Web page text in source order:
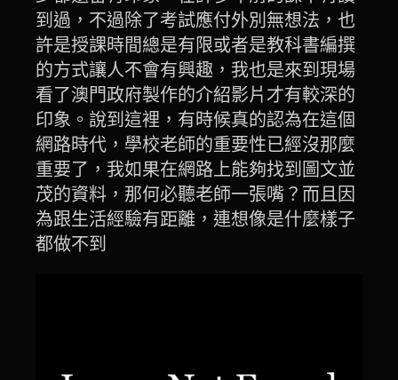
到過，不過除了考試應付外別無想法，也
許是授課時間總是有限或者是教科書編撰
的方式讓人不會有興趣，我也是來到現場
看了澳門政府製作的介紹影片才有較深的
印象。說到這裡，有時候真的認為在這個
網路時代，學校老師的重要性已經沒那麼
重要了，我如果在網路上能夠找到圖文並
茂的資料，那何必聽老師一張嘴？而且因
為跟生活經驗有距離，連想像是什麼樣子
都做不到